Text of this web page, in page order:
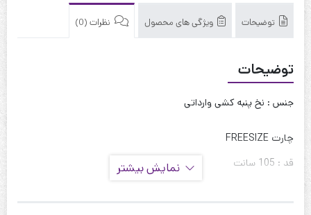
توضیحات ویژگی های محصول نظرات (0)
توضیحات
جنس : نخ پنبه کشی وارداتی
چارت FREESIZE
قد : 105 سانت
نمایش بیشتر